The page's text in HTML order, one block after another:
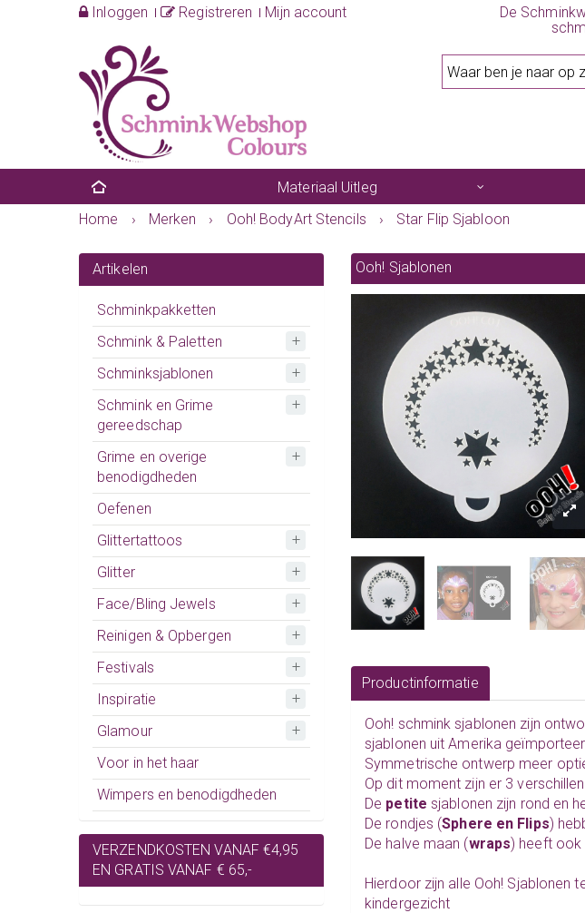
Inloggen Registreren Mijn account
De
Materiaal Uitleg
Home
› Merken › Ooh! BodyArt Stencils › Star Flip Sjabloon
Artikelen
Schminkpakketten
Schmink & Paletten
Schminksjablonen
Schmink en Grime
gereedschap
Grime en overige
benodigdheden
Oefenen
Glittertattoos
Glitter
Face/Bling Jewels
Reinigen & Opbergen
Festivals
Inspiratie
Glamour
Voor in het haar
Wimpers en benodigdheden
VERZENDKOSTEN VANAF €4,95
EN GRATIS VANAF € 65,-
Ooh! Sjablonen
Productinformatie
Ooh! schmink sjablonen zijn
sjablonen uit Amerika
Symmetrische ontwerp meer
Op dit moment zijn er 3
De petite sjablonen zijn rond en
De rondjes (Sphere en Flips)
De halve maan (wraps) heeft ook
Hierdoor zijn alle Ooh! Sjablonen
kindergezicht